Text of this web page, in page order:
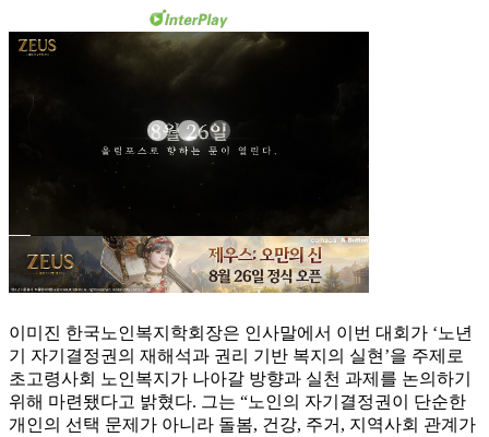
이미진 한국노인복지학회장은 인사말에서 이번 대회가 ‘노년
기 자기결정권의 재해석과 권리 기반 복지의 실현’을 주제로
초고령사회 노인복지가 나아갈 방향과 실천 과제를 논의하기
위해 마련됐다고 밝혔다. 그는 “노인의 자기결정권이 단순한
개인의 선택 문제가 아니라 돌봄, 건강, 주거, 지역사회 관계가